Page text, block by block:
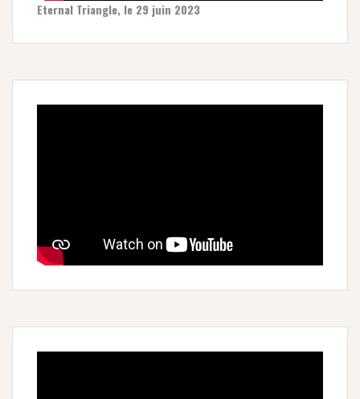
Eternal Triangle, le 29 juin 2023